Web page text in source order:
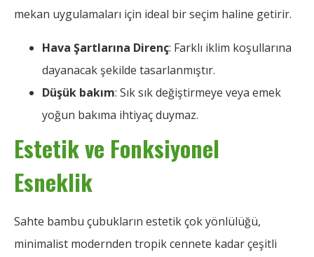
mekan uygulamaları için ideal bir seçim haline getirir.
Hava Şartlarına Direnç: Farklı iklim koşullarına
dayanacak şekilde tasarlanmıştır.
Düşük bakım: Sık sık değiştirmeye veya emek
yoğun bakıma ihtiyaç duymaz.
Estetik ve Fonksiyonel
Esneklik
Sahte bambu çubukların estetik çok yönlülüğü,
minimalist modernden tropik cennete kadar çeşitli